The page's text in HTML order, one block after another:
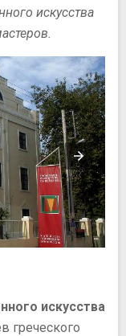
искусства
искусства
греческого